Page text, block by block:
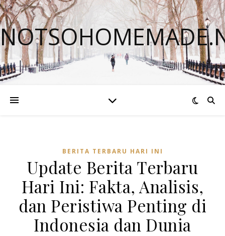
BERITA TERBARU HARI INI
Update Berita Terbaru
Hari Ini: Fakta, Analisis,
dan Peristiwa Penting di
Indonesia dan Dunia